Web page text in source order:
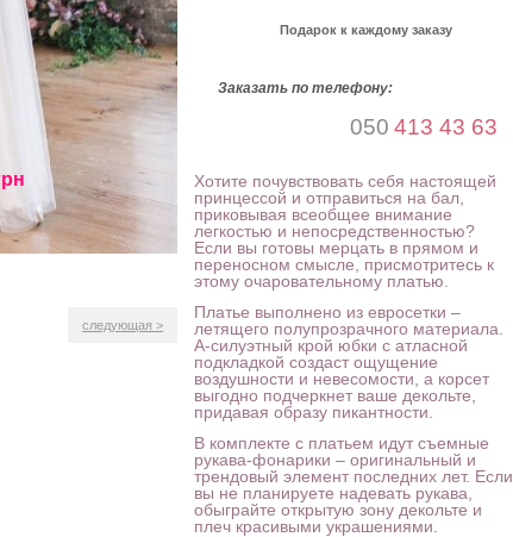
Подарок к каждому заказу
Заказать по телефону:
050 413 43 63
Хотите почувствовать себя настоящей
принцессой и отправиться на бал,
приковывая всеобщее внимание
легкостью и непосредственностью?
Если вы готовы мерцать в прямом и
переносном смысле, присмотритесь к
этому очаровательному платью.
Платье выполнено из евросетки –
летящего полупрозрачного материала.
А-силуэтный крой юбки с атласной
подкладкой создаст ощущение
воздушности и невесомости, а корсет
выгодно подчеркнет ваше декольте,
придавая образу пикантности.
В комплекте с платьем идут съемные
рукава-фонарики – оригинальный и
трендовый элемент последних лет. Если
вы не планируете надевать рукава,
обыграйте открытую зону декольте и
плеч красивыми украшениями.
следующая >